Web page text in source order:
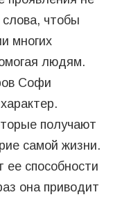
чтобы
многих
людям.
Софи
получают
самой жизни.
ее способности
она приводит